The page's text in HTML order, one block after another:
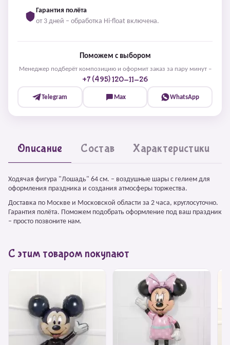
Гарантия полёта
от 3 дней – обработка Hi-float включена.
Поможем с выбором
Менеджер подберёт композицию и оформит заказ за пару минут –
+7 (495) 120-11-26
Telegram Max WhatsApp
Описание Состав Характеристики
Ходячая фигура "Лошадь" 64 см. – воздушные шары с гелием для
оформления праздника и создания атмосферы торжества.
Доставка по Москве и Московской области за 2 часа, круглосуточно.
Гарантия полёта. Поможем подобрать оформление под ваш праздник
– просто позвоните нам.
С этим товаром покупают